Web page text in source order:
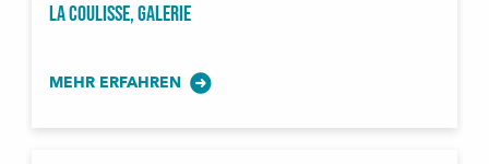
La Coulisse, Galerie
MEHR ERFAHREN